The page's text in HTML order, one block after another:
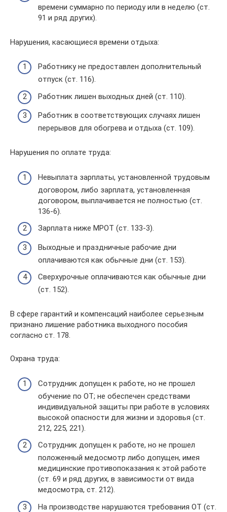
времени суммарно по периоду или в неделю (ст.
91 и ряд других).
Нарушения, касающиеся времени отдыха:
Работнику не предоставлен дополнительный
отпуск (ст. 116).
Работник лишен выходных дней (ст. 110).
Работник в соответствующих случаях лишен
перерывов для обогрева и отдыха (ст. 109).
Нарушения по оплате труда:
Невыплата зарплаты, установленной трудовым
договором, либо зарплата, установленная
договором, выплачивается не полностью (ст.
136-6).
Зарплата ниже МРОТ (ст. 133-3).
Выходные и праздничные рабочие дни
оплачиваются как обычные дни (ст. 153).
Сверхурочные оплачиваются как обычные дни
(ст. 152).
В сфере гарантий и компенсаций наиболее серьезным
признано лишение работника выходного пособия
согласно ст. 178.
Охрана труда:
Сотрудник допущен к работе, но не прошел
обучение по ОТ; не обеспечен средствами
индивидуальной защиты при работе в условиях
высокой опасности для жизни и здоровья (ст.
212, 225, 221).
Сотрудник допущен к работе, но не прошел
положенный медосмотр либо допущен, имея
медицинские противопоказания к этой работе
(ст. 69 и ряд других, в зависимости от вида
медосмотра, ст. 212).
На производстве нарушаются требования ОТ (ст.